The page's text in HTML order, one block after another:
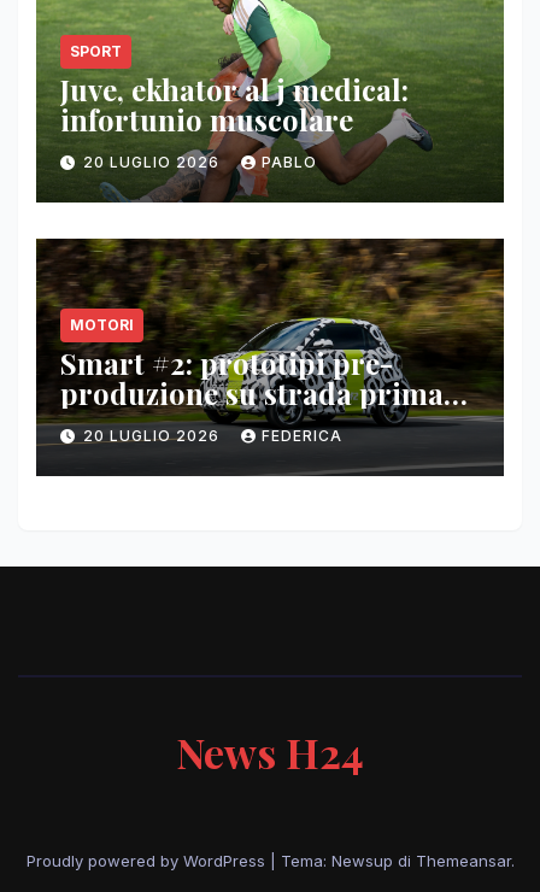
SPORT
Juve, ekhator al j medical:
infortunio muscolare
20 LUGLIO 2026 PABLO
MOTORI
Smart #2: prototipi pre-
produzione su strada prima
del paris motor show 2026
20 LUGLIO 2026 FEDERICA
News H24
Proudly powered by WordPress Tema: Newsup di Themeansar.